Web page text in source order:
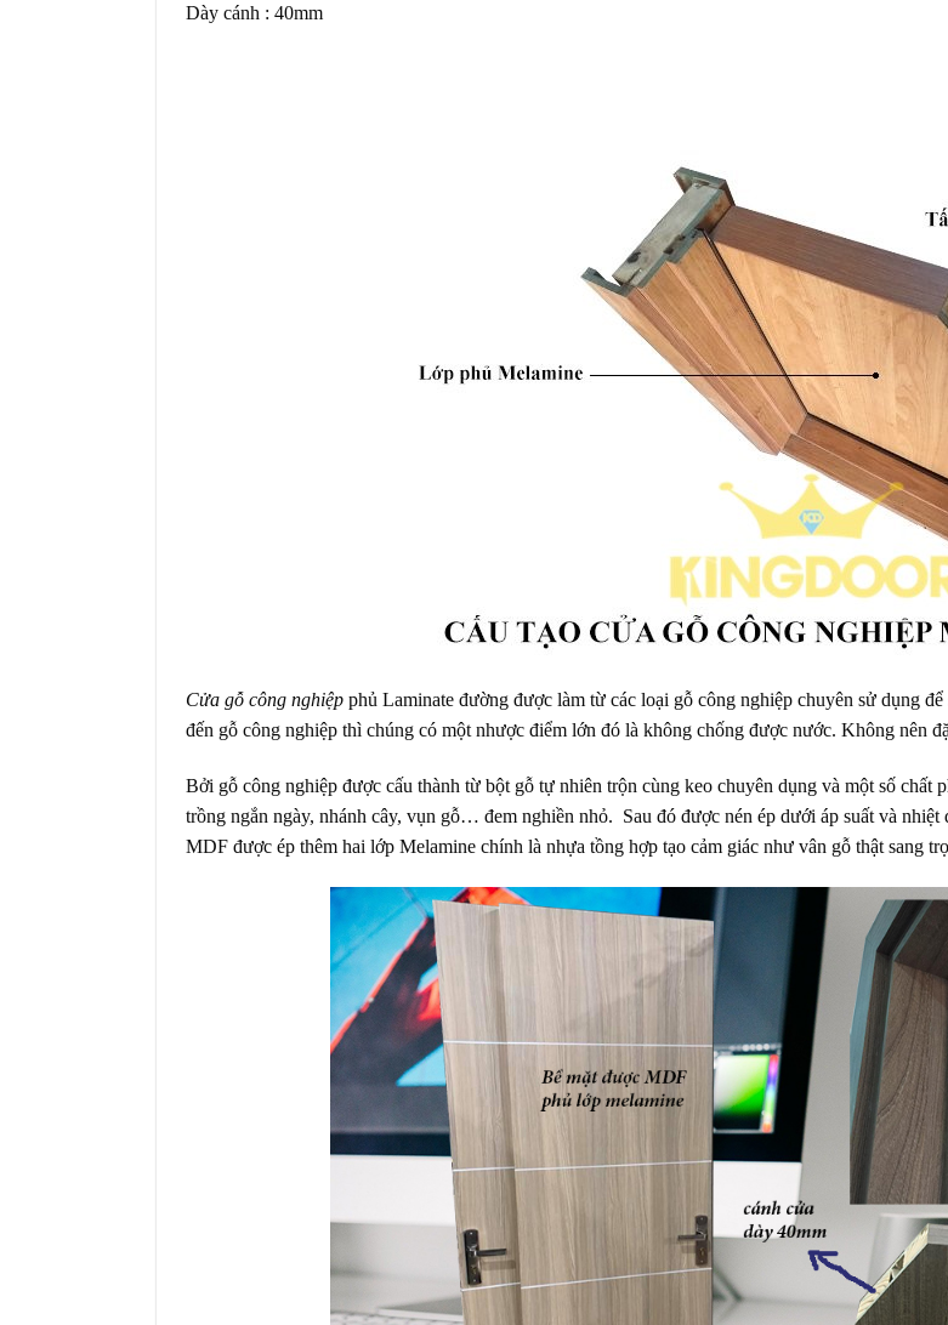
Dày cánh : 40mm
Cửa gỗ công nghiệpphủ Laminate đường được làm từ các loại gỗ công nghiệp chuyên sử dụng
đến gỗ công nghiệp thì chúng có một nhược điểm lớn đó là không chống được nước. Không nên
Bởi gỗ công nghiệp được cấu thành từ bột gỗ tự nhiên trộn cùng keo chuyên dụng và một số
trồng ngắn ngày, nhánh cây, vụn gỗ… đem nghiền nhỏ. Sau đó được nén ép dưới áp suất và
MDF được ép thêm hai lớp Melamine chính là nhựa tồng hợp tạo cảm giác như vân gỗ thật sang